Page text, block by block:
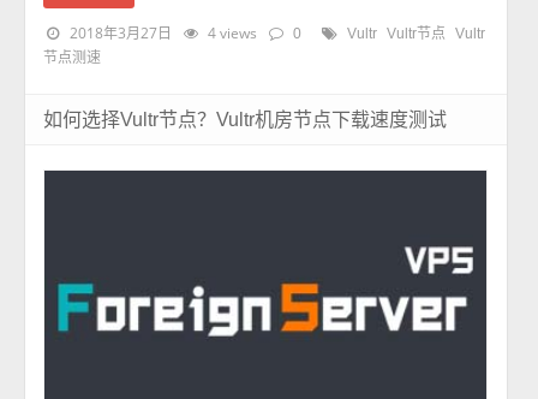
2018年3月27日 4 views 0 Vultr Vultr节点
Vultr
节点测速
如何选择Vultr节点？Vultr机房节点下载速度测试